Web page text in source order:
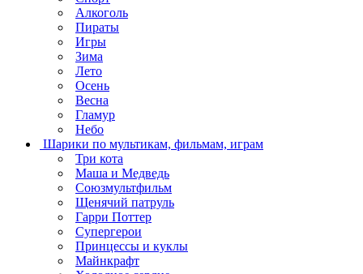
Алкоголь
Пираты
Игры
Зима
Лето
Осень
Весна
Гламур
Небо
Шарики по мультикам, фильмам, играм
Три кота
Маша и Медведь
Союзмультфильм
Щенячий патруль
Гарри Поттер
Супергерои
Принцессы и куклы
Майнкрафт